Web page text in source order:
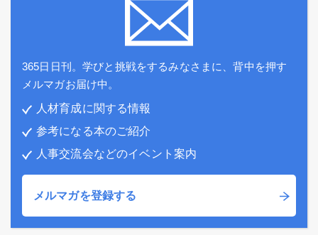
365日日刊。学びと挑戦をするみなさまに、背中を押す
メルマガお届け中。
人材育成に関する情報
参考になる本のご紹介
人事交流会などのイベント案内
メルマガを登録する